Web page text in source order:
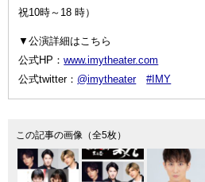
祝10時～18 時）
▼公演詳細はこちら
公式HP：www.imytheater.com
公式twitter： @imytheater #IMY
この記事の画像（全5枚）